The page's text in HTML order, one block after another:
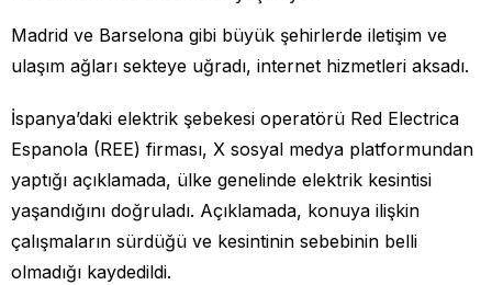
Madrid ve Barselona gibi büyük şehirlerde iletişim ve
ulaşım ağları sekteye uğradı, internet hizmetleri aksadı.
İspanya’daki elektrik şebekesi operatörü Red Electrica
Espanola (REE) firması, X sosyal medya platformundan
yaptığı açıklamada, ülke genelinde elektrik kesintisi
yaşandığını doğruladı. Açıklamada, konuya ilişkin
çalışmaların sürdüğü ve kesintinin sebebinin belli
olmadığı kaydedildi.